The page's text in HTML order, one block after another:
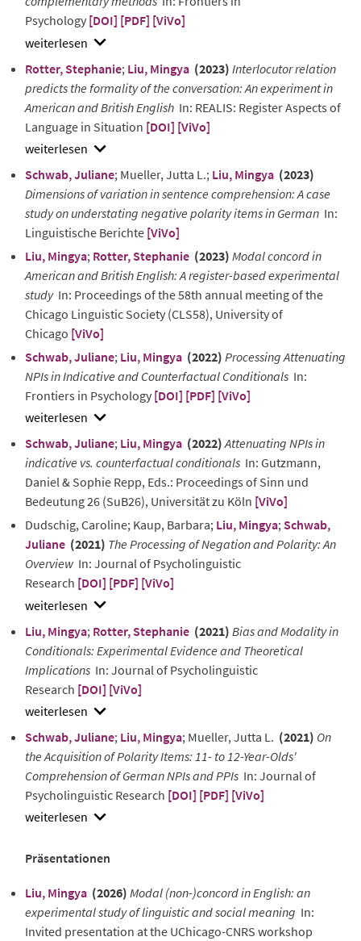
Psychology [DOI] [PDF] [ViVo]
show
abstract
Rotter, Stephanie; Liu, Mingya (2023) Interlocutor relation
predicts the formality of the conversation: An experiment in
American and British English In: REALIS: Register Aspects of
Language in Situation [DOI] [ViVo]
show
abstract
Schwab, Juliane; Mueller, Jutta L.; Liu, Mingya (2023)
Dimensions of variation in sentence comprehension: A case
study on understating negative polarity items in German In:
Linguistische Berichte [ViVo]
Liu, Mingya; Rotter, Stephanie (2023) Modal concord in
American and British English: A register-based experimental
studyIn: Proceedings of the 58th annual meeting of the
Chicago Linguistic Society (CLS58), University of
Chicago [ViVo]
Schwab, Juliane; Liu, Mingya (2022) Processing Attenuating
NPIs in Indicative and Counterfactual Conditionals In:
Frontiers in Psychology [DOI] [PDF] [ViVo]
show
abstract
Schwab, Juliane; Liu, Mingya (2022) Attenuating NPIs in
indicative vs. counterfactual conditionals In: Gutzmann,
Daniel & Sophie Repp, Eds.: Proceedings of Sinn und
Bedeutung 26 (SuB26), Universität zu Köln [ViVo]
Dudschig, Caroline; Kaup, Barbara; Liu, Mingya;Schwab,
Juliane (2021) The Processing of Negation and Polarity: An
OverviewIn: Journal of Psycholinguistic
Research [DOI] [PDF] [ViVo]
show
abstract
Liu, Mingya; Rotter, Stephanie (2021) Bias and Modality in
Conditionals: Experimental Evidence and Theoretical
Implications In: Journal of Psycholinguistic
Research [DOI] [ViVo]
show
abstract
Schwab, Juliane; Liu, Mingya; Mueller, Jutta L. (2021) On
the Acquisition of Polarity Items: 11- to 12-Year-Olds'
Comprehension of German NPIs and PPIs In: Journal of
Psycholinguistic Research [DOI] [PDF] [ViVo]
show
Präsentationen
Liu, Mingya (2026) Modal (non-)concord in English: an
experimental study of linguistic and social meaning In:
Invited presentation at the UChicago-CNRS workshop